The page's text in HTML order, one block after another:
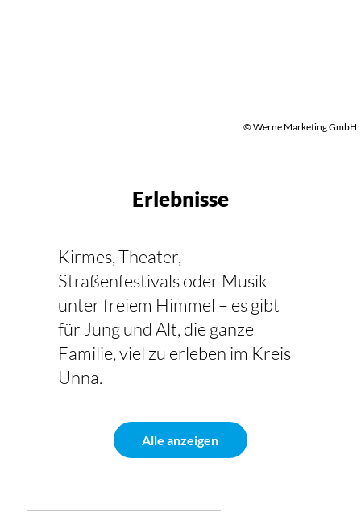
© Werne Marketing GmbH
Erlebnisse
Kirmes, Theater,
Straßenfestivals oder Musik
unter freiem Himmel – es gibt
für Jung und Alt, die ganze
Familie, viel zu erleben im Kreis
Unna.
Alle anzeigen